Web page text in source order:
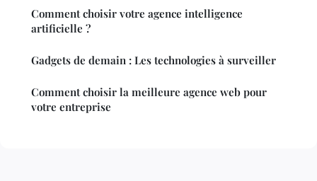
Comment choisir votre agence intelligence
artificielle ?
Gadgets de demain : Les technologies à surveiller
Comment choisir la meilleure agence web pour
votre entreprise